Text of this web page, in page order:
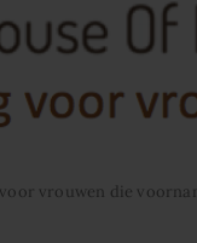
vrouwen die